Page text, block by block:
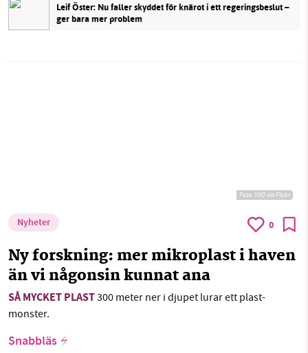
Leif Öster: Nu faller skyddet för knärot i ett regeringsbeslut –
ger bara mer problem
Foto: YXO via Flickr
Nyheter 0
Ny forskning: mer mikroplast i haven
än vi någonsin kunnat ana
SÅ MYCKET PLAST300 meter ner i djupet lurar ett plast-
monster.
Snabbläs